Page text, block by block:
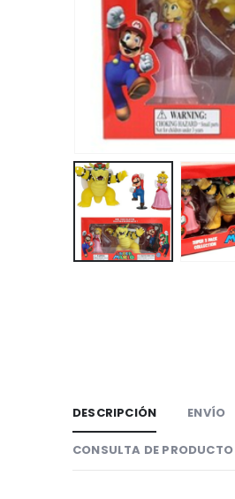
DESCRIPCIÓN ENVÍO
CONSULTA DE PRODUCTO